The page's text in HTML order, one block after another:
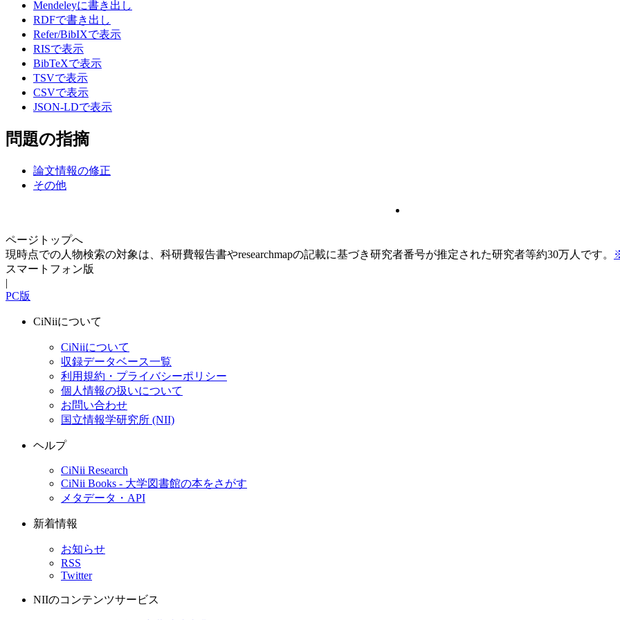
Mendeleyに書き出し
RDFで書き出し
Refer/BibIXで表示
RISで表示
BibTeXで表示
TSVで表示
CSVで表示
JSON-LDで表示
問題の指摘
論文情報の修正
その他
ページトップへ
現時点での人物検索の対象は、科研費報告書やresearchmapの記載に基づき研究者番号が推定された研究者等約30万人です。
スマートフォン版
|
PC版
CiNiiについて
CiNiiについて
収録データベース一覧
利用規約・プライバシーポリシー
個人情報の扱いについて
お問い合わせ
国立情報学研究所 (NII)
ヘルプ
CiNii Research
CiNii Books - 大学図書館の本をさがす
メタデータ・API
新着情報
お知らせ
RSS
Twitter
NIIのコンテンツサービス